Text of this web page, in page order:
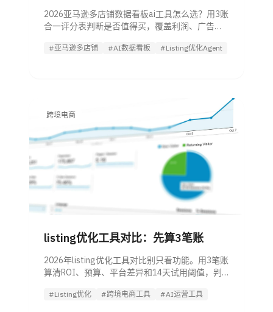
2026亚马逊多店铺数据看板ai工具怎么选？用3账
合一评分表判断是否值得买，覆盖利润、广告、
#亚马逊多店铺 #AI数据看板 #Listing优化Agent
跨境电商
listing优化工具对比：先算3笔账
2026年listing优化工具对比别只看功能。用3笔账
算清ROI、预算、平台差异和14天试用阈值，判
#Listing优化 #跨境电商工具 #AI运营工具